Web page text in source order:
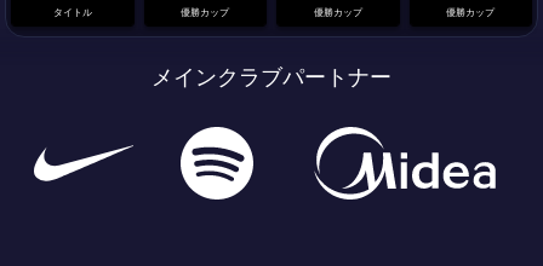
タイトル 優勝カップ 優勝カップ 優勝カップ
メインクラブパートナー